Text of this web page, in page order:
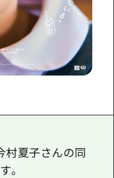
村夏子さんの同
。